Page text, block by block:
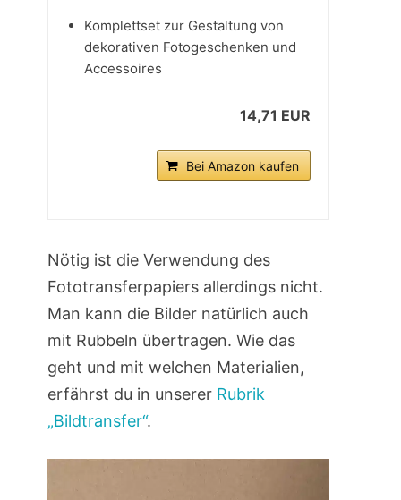
Komplettset zur Gestaltung von
dekorativen Fotogeschenken und
Accessoires
14,71 EUR
Bei Amazon kaufen
Nötig ist die Verwendung des
Fototransferpapiers allerdings nicht.
Man kann die Bilder natürlich auch
mit Rubbeln übertragen. Wie das
geht und mit welchen Materialien,
erfährst du in unserer Rubrik
„Bildtransfer“.